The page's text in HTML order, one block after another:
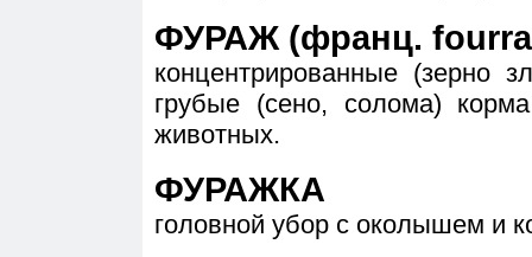
ФУРАЖ (франц.
концентрированные (зерно
грубые (сено, солома)
животных.
ФУРАЖКА
головной убор с околышем и